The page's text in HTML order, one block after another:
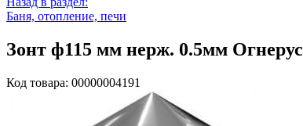
Баня, отопление, печи
Зонт ф115 мм нерж. 0.5мм Огнерус
Код товара: 00000004191